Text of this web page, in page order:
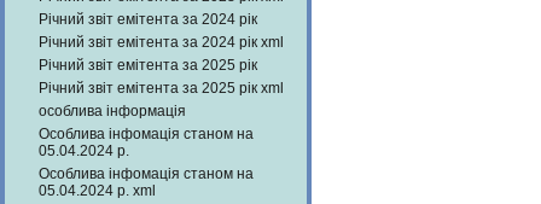
Річний звіт емітента за 2024 рік
Річний звіт емітента за 2024 рік xml
Річний звіт емітента за 2025 рік
Річний звіт емітента за 2025 рік xml
особлива інформація
Особлива інфомація станом на
05.04.2024 р.
Особлива інфомація станом на
05.04.2024 р. xml